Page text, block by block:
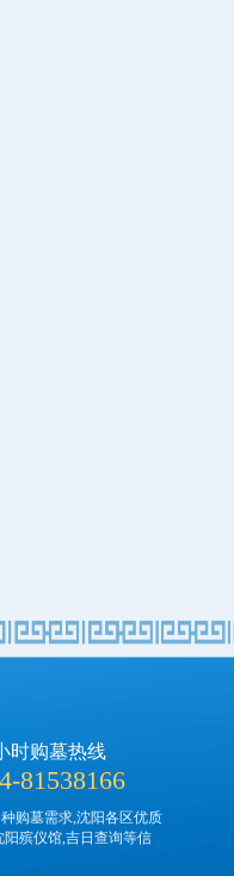
时购墓热线
81538166
购墓需求,沈阳各区优质
殡仪馆,吉日查询等信